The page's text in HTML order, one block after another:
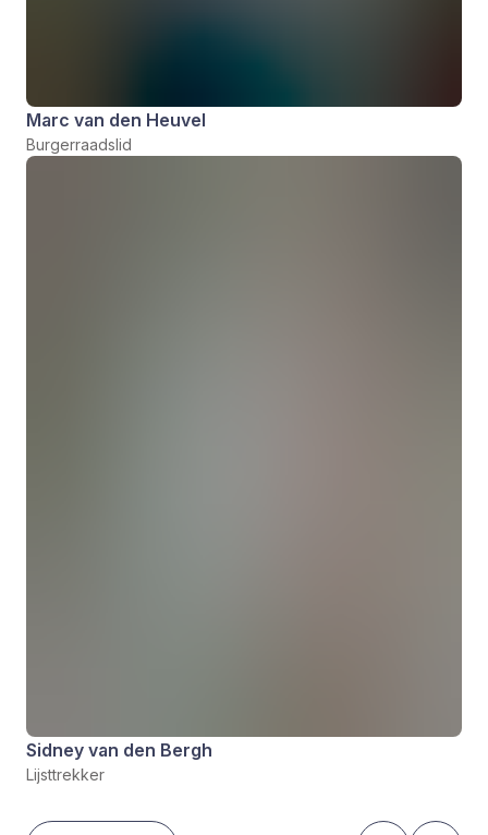
Marc van den Heuvel
Burgerraadslid
Sidney van den Bergh
Lijsttrekker